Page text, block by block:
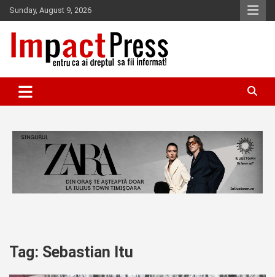
Skip
to
content
Sunday, August 9, 2026
IMPACTPRESS
Tag: Sebastian Itu